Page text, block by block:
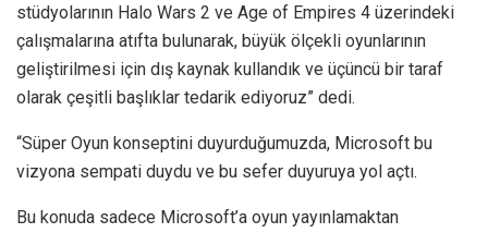
stüdyolarının Halo Wars 2 ve Age of Empires 4 üzerindeki
çalışmalarına atıfta bulunarak, büyük ölçekli oyunlarının
geliştirilmesi için dış kaynak kullandık ve üçüncü bir taraf
olarak çeşitli başlıklar tedarik ediyoruz” dedi.
“Süper Oyun konseptini duyurduğumuzda, Microsoft bu
vizyona sempati duydu ve bu sefer duyuruya yol açtı.
Bu konuda sadece Microsoft’a oyun yayınlamaktan